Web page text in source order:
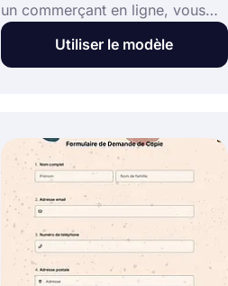
un commerçant en ligne, vous
pouvez rapidement utiliser ce
modèle de formulaire de
formulaire de demande
d'expédition convivial. Créez
votre formulaire de demande
d'expédition en quelques clics.
Utiliser le modèle